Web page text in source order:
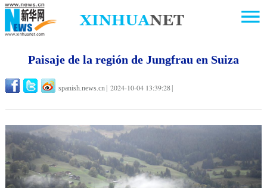
Paisaje de la región de Jungfrau en Suiza
spanish.news.cn 2024-10-04 13:39:28